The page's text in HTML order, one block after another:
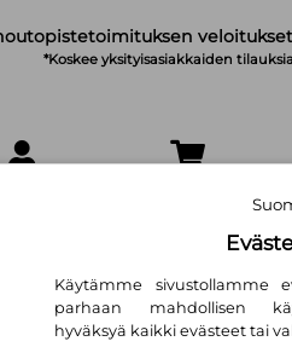
*Koskee yksityisasiakkaiden
Käytämme sivustollamme
parhaan mahdollisen
hyväksyä kaikki evästeet tai